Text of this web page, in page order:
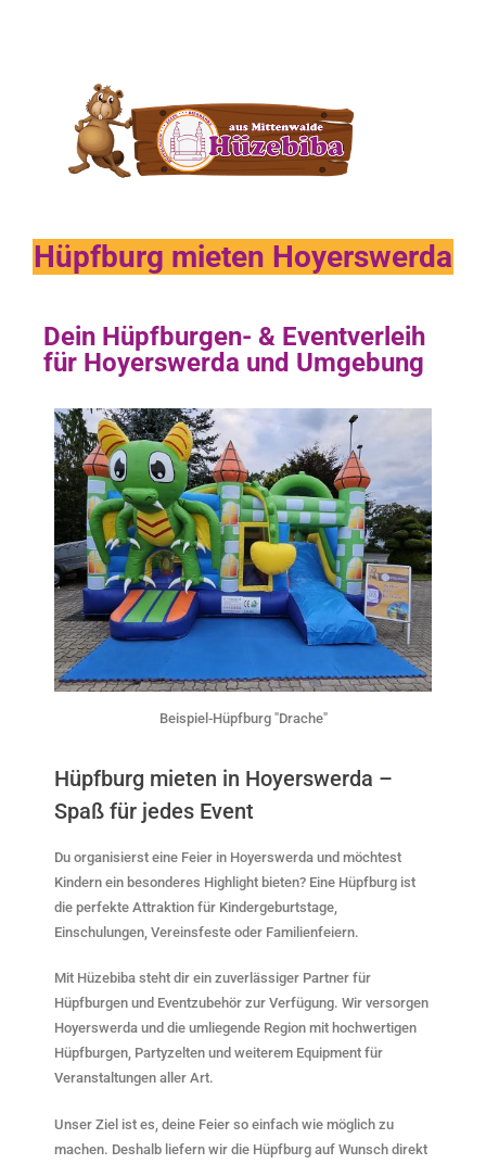
Hüpfburg mieten Hoyerswerda
Dein Hüpfburgen- & Eventverleih
für Hoyerswerda und Umgebung
Beispiel-Hüpfburg "Drache"
Hüpfburg mieten in Hoyerswerda –
Spaß für jedes Event
Du organisierst eine Feier in Hoyerswerda und möchtest
Kindern ein besonderes Highlight bieten? Eine Hüpfburg ist
die perfekte Attraktion für Kindergeburtstage,
Einschulungen, Vereinsfeste oder Familienfeiern.
Mit Hüzebiba steht dir ein zuverlässiger Partner für
Hüpfburgen und Eventzubehör zur Verfügung. Wir versorgen
Hoyerswerda und die umliegende Region mit hochwertigen
Hüpfburgen, Partyzelten und weiterem Equipment für
Veranstaltungen aller Art.
Unser Ziel ist es, deine Feier so einfach wie möglich zu
machen. Deshalb liefern wir die Hüpfburg auf Wunsch direkt